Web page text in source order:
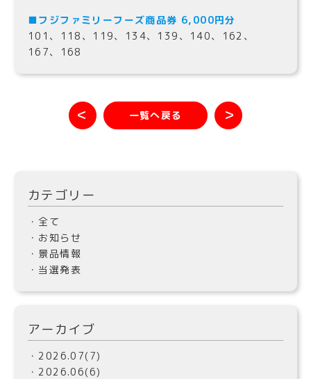
■フジファミリーフーズ商品券 6,000円分
101、118、119、134、139、140、162、
167、168
＜ 一覧へ戻る ＞
カテゴリー
・全て
・お知らせ
・景品情報
・当選発表
アーカイブ
・2026.07(7)
・2026.06(6)